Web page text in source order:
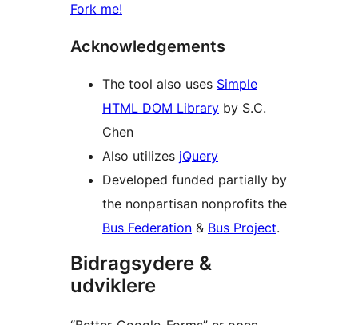
Fork me!
Acknowledgements
The tool also uses Simple
HTML DOM Library by S.C.
Chen
Also utilizes jQuery
Developed funded partially by
the nonpartisan nonprofits the
Bus Federation & Bus Project.
Bidragsydere &
udviklere